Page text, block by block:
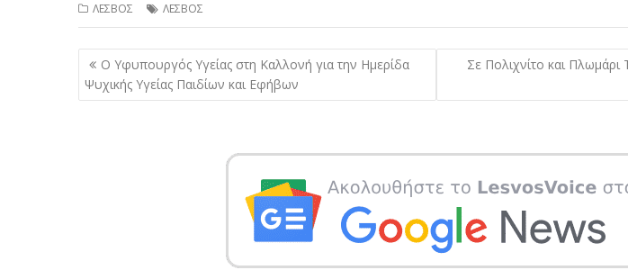
ΛΕΣΒΟΣ ΛΕΣΒΟΣ
Πλοήγηση
άρθρων
Ο Υφυπουργός Υγείας στη Καλλονή για την Ημερίδα
Ψυχικής Υγείας Παιδίων και Εφήβων
Σε Πολιχνίτο και Πλωμάρι